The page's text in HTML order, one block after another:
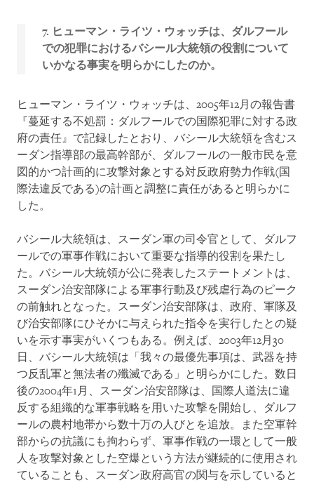
7. ヒューマン ・ ライツ ・ ウォッチは、ダルフール
での犯罪におけるバシール大統領の役割について
いかなる事実を明らかにしたのか。
ヒューマン・ライツ・ウォッチは、2005年12月の報告書
『蔓延する不処罰：ダルフールでの国際犯罪に対する政
府の責任』で記録したとおり、バシール大統領を含むス
ーダン指導部の最高幹部が、ダルフールの一般市民を意
図的かつ計画的に攻撃対象とする対反政府勢力作戦(国
際法違反である)の計画と調整に責任があると明らかに
した。
バシール大統領は、スーダン軍の司令官として、ダルフ
ールでの軍事作戦において重要な指導的役割を果たし
た。バシール大統領が公に発表したステートメントは、
スーダン治安部隊による軍事行動及び残虐行為のピーク
の前触れとなった。スーダン治安部隊は、政府、軍隊及
び治安部隊にひそかに与えられた指令を実行したとの疑
いを示す事実がいくつもある。例えば、2003年12月30
日、バシール大統領は「我々の最優先事項は、武器を持
つ反乱軍と無法者の殲滅である」と明らかにした。数日
後の2004年1月、スーダン治安部隊は、国際人道法に違
反する組織的な軍事戦略を用いた攻撃を開始し、ダルフ
ールの農村地帯から数十万の人びとを追放。また空軍幹
部からの抗議にも拘わらず、軍事作戦の一環として一般
人を攻撃対象とした空爆という方法が継続的に使用され
ていることも、スーダン政府高官の関与を示していると